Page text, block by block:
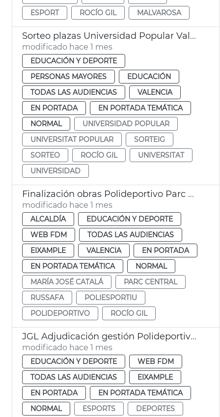
ESPORT
ROCÍO GIL MALVAROSA
Sorteo plazas Universidad Popular València
modificado hace 1 mes
EDUCACIÓN Y DEPORTE
PERSONAS MAYORES
EDUCACIÓN
TODAS LAS AUDIENCIAS
VALENCIA
EN PORTADA
EN PORTADA TEMÁTICA
NORMAL
UNIVERSIDAD POPULAR
UNIVERSITAT POPULAR
SORTEIG
SORTEO
ROCÍO GIL
UNIVERSITAT
UNIVERSIDAD
Finalización obras Polideportivo Parc Central València
modificado hace 1 mes
ALCALDÍA
EDUCACIÓN Y DEPORTE
WEB FDM
TODAS LAS AUDIENCIAS
EIXAMPLE
VALENCIA
EN PORTADA
EN PORTADA TEMÁTICA
NORMAL
MARÍA JOSÉ CATALÁ
PARC CENTRAL
RUSSAFA
POLIESPORTIU
POLIDEPORTIVO
ROCÍO GIL
JGL Adjudicación gestión Polideportivo Parc Central
modificado hace 1 mes
EDUCACIÓN Y DEPORTE
WEB FDM
TODAS LAS AUDIENCIAS
EIXAMPLE
EN PORTADA
EN PORTADA TEMÁTICA
NORMAL
ESPORTS
DEPORTES